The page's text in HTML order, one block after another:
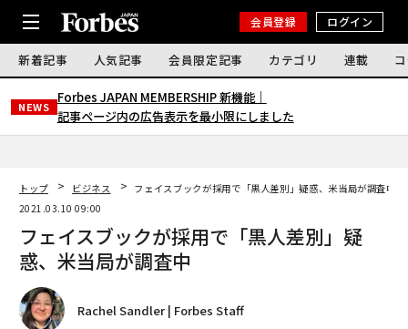
会員登録 ログイン
新着記事 人気記事 会員限定記事 カテゴリ 連載
NEWS
Forbes JAPAN MEMBERSHIP 新機能｜
記事ページ内の広告表示を最小限にしました
トップ ビジネス
フェイスブックが採用で「黒人差別」疑惑、米当局が調査中
2021.03.10 09:00
フェイスブックが採用で「黒人差別」疑
惑、米当局が調査中
Rachel Sandler | Forbes Staff